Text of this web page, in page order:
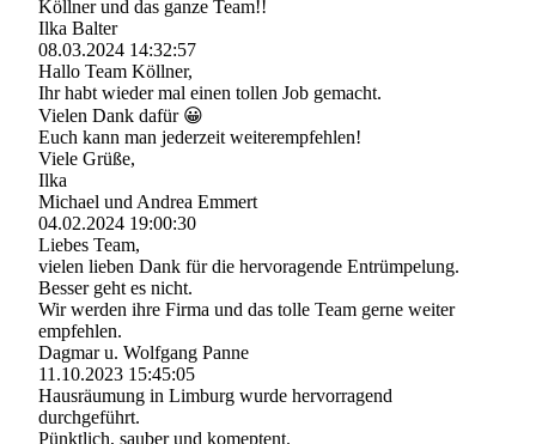
Köllner und das ganze Team!!
Ilka Balter
08.03.2024 14:32:57
Hallo Team Köllner,
Ihr habt wieder mal einen tollen Job gemacht.
Vielen Dank dafür 😀
Euch kann man jederzeit weiterempfehlen!
Viele Grüße,
Ilka
Michael und Andrea Emmert
04.02.2024 19:00:30
Liebes Team,
vielen lieben Dank für die hervoragende Entrümpelung.
Besser geht es nicht.
Wir werden ihre Firma und das tolle Team gerne weiter
empfehlen.
Dagmar u. Wolfgang Panne
11.10.2023 15:45:05
Hausräumung in Limburg wurde hervorragend
durchgeführt.
Pünktlich, sauber und komeptent.